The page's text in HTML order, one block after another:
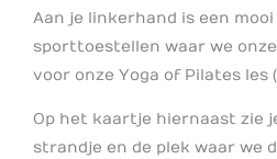
Aan je linkerhand is een
sporttoestellen waar we
voor onze Yoga of Pilates les
Op het kaartje hiernaast zie
strandje en de plek waar we